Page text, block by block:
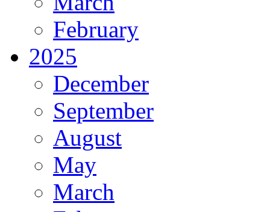
February
2025
December
September
August
May
March